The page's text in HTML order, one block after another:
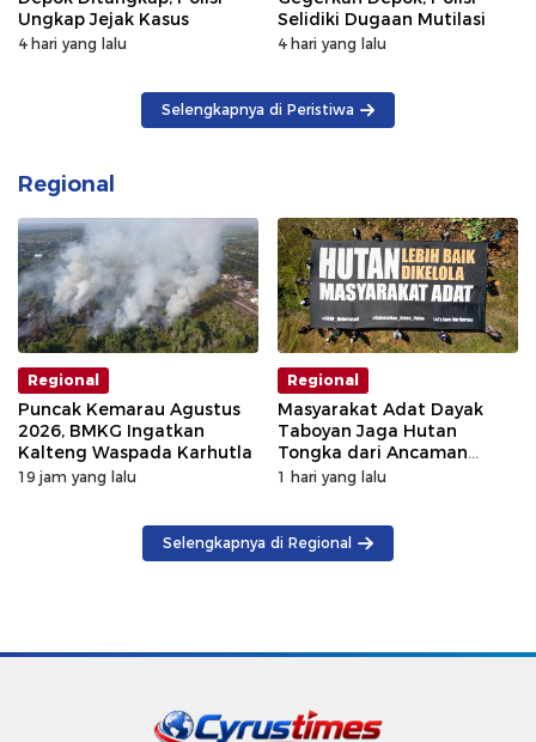
Ungkap Jejak Kasus
4 hari yang lalu
Selidiki Dugaan Mutilasi
4 hari yang lalu
Selengkapnya di Peristiwa
Regional
Regional
Puncak Kemarau Agustus
2026, BMKG Ingatkan
Kalteng Waspada Karhutla
19 jam yang lalu
Regional
Masyarakat Adat Dayak
Taboyan Jaga Hutan
Tongka dari Ancaman
Deforestasi
1 hari yang lalu
Selengkapnya di Regional